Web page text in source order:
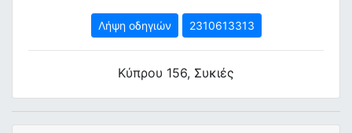
Λήψη οδηγιών 2310613313
Κύπρου 156, Συκιές